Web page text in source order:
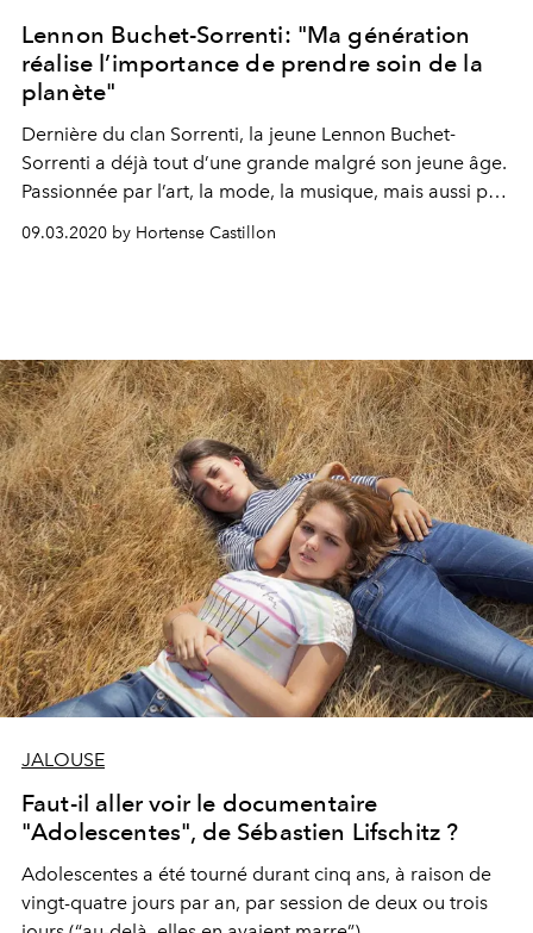
Lennon Buchet-Sorrenti: "Ma génération
réalise l’importance de prendre soin de la
planète"
Dernière du clan Sorrenti, la jeune Lennon Buchet‐
Sorrenti a déjà tout d’une grande malgré son jeune âge.
Passionnée par l’art, la mode, la musique, mais aussi par
l’environnement, elle nous révèle le top 5 des essentiels
qui régissent sa vie.
09.03.2020 by Hortense Castillon
JALOUSE
Faut-il aller voir le documentaire
"Adolescentes", de Sébastien Lifschitz ?
Adolescentes a été tourné durant cinq ans, à raison de
vingt-quatre jours par an, par session de deux ou trois